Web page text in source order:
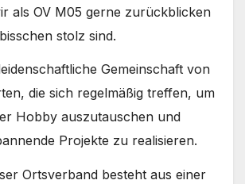
als OV M05 gerne zurückblicken
stolz sind.
Gemeinschaft von
die sich regelmäßig treffen, um
Hobby auszutauschen und
Projekte zu realisieren.
Ortsverband besteht aus einer